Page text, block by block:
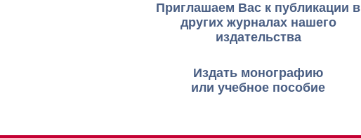
Приглашаем Вас к публикации в
других журналах нашего
издательства
Издать монографию
или учебное пособие